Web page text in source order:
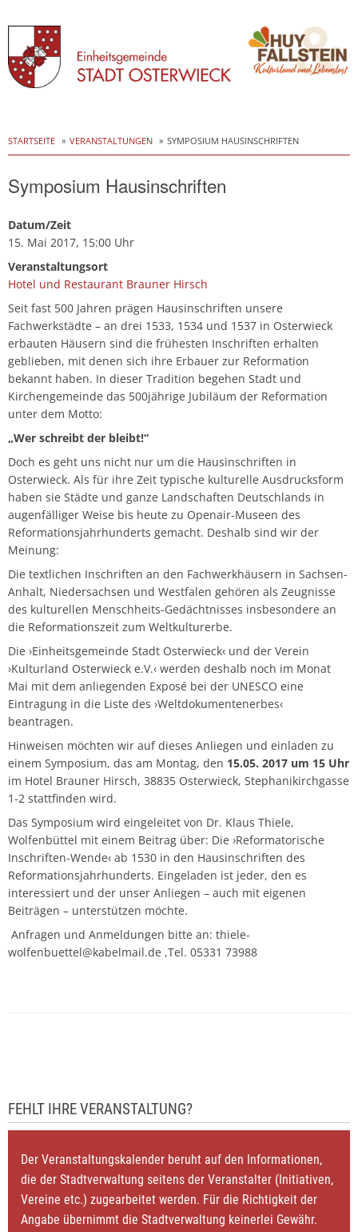
to
content
STARTSEITE VERANSTALTUNGEN SYMPOSIUM HAUSINSCHRIFTEN
Symposium Hausinschriften
Datum/Zeit
15. Mai 2017, 15:00 Uhr
Veranstaltungsort
Hotel und Restaurant Brauner Hirsch
Seit fast 500 Jahren prägen Hausinschriften unsere
Fachwerkstädte – an drei 1533, 1534 und 1537 in Osterwieck
erbauten Häusern sind die frühesten Inschriften erhalten
geblieben, mit denen sich ihre Erbauer zur Reformation
bekannt haben. In dieser Tradition begehen Stadt und
Kirchengemeinde das 500jährige Jubiläum der Reformation
unter dem Motto:
„Wer schreibt der bleibt!“
Doch es geht uns nicht nur um die Hausinschriften in
Osterwieck. Als für ihre Zeit typische kulturelle Ausdrucksform
haben sie Städte und ganze Landschaften Deutschlands in
augenfälliger Weise bis heute zu Openair-Museen des
Reformationsjahrhunderts gemacht. Deshalb sind wir der
Meinung:
Die textlichen Inschriften an den Fachwerkhäusern in Sachsen-
Anhalt, Niedersachsen und Westfalen gehören als Zeugnisse
des kulturellen Menschheits-Gedächtnisses insbesondere an
die Reformationszeit zum Weltkulturerbe.
Die ›Einheitsgemeinde Stadt Osterwieck‹ und der Verein
›Kulturland Osterwieck e.V.‹ werden deshalb noch im Monat
Mai mit dem anliegenden Exposé bei der UNESCO eine
Eintragung in die Liste des ›Weltdokumentenerbes‹
beantragen.
Hinweisen möchten wir auf dieses Anliegen und einladen zu
einem Symposium, das am Montag, den 15.05. 2017 um 15 Uhr
im Hotel Brauner Hirsch, 38835 Osterwieck, Stephanikirchgasse
1-2 stattfinden wird.
Das Symposium wird eingeleitet von Dr. Klaus Thiele,
Wolfenbüttel mit einem Beitrag über: Die ›Reformatorische
Inschriften-Wende‹ ab 1530 in den Hausinschriften des
Reformationsjahrhunderts. Eingeladen ist jeder, den es
interessiert und der unser Anliegen – auch mit eigenen
Beiträgen – unterstützen möchte.
Anfragen und Anmeldungen bitte an: thiele-
wolfenbuettel@kabelmail.de ,Tel. 05331 73988
FEHLT IHRE VERANSTALTUNG?
Der Veranstaltungskalender beruht auf den Informationen,
die der Stadtverwaltung seitens der Veranstalter (Initiativen,
Vereine etc.) zugearbeitet werden. Für die Richtigkeit der
Angabe übernimmt die Stadtverwaltung keinerlei Gewähr.